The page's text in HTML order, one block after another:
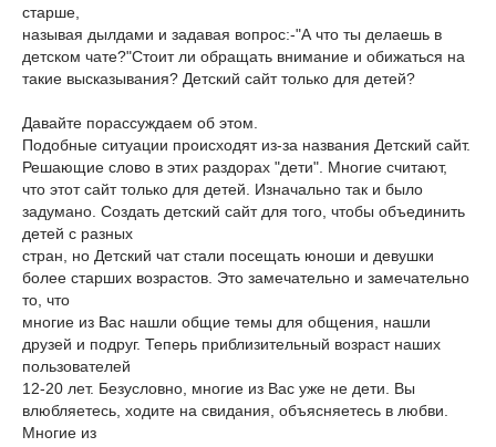
старше,
называя дылдами и задавая вопрос:-"А что ты делаешь в
детском чате?"Стоит ли обращать внимание и обижаться на
такие высказывания? Детский сайт только для детей?
Давайте порассуждаем об этом.
Подобные ситуации происходят из-за названия Детский сайт.
Решающие слово в этих раздорах "дети". Многие считают,
что этот сайт только для детей. Изначально так и было
задумано. Создать детский сайт для того, чтобы объединить
детей с разных
стран, но Детский чат стали посещать юноши и девушки
более старших возрастов. Это замечательно и замечательно
то, что
многие из Вас нашли общие темы для общения, нашли
друзей и подруг. Теперь приблизительный возраст наших
пользователей
12-20 лет. Безусловно, многие из Вас уже не дети. Вы
влюбляетесь, ходите на свидания, объясняетесь в любви.
Многие из